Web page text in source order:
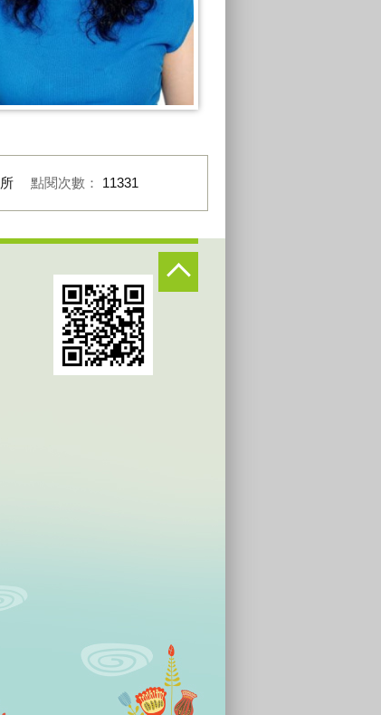
點閱次數： 11331